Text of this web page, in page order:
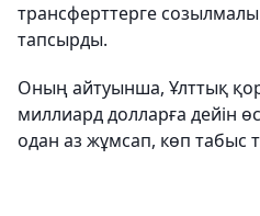
трансферттерге созылмалы
тапсырды.
Оның айтуынша, Ұлттық
миллиард долларға дейін
одан аз жұмсап, көп табыс